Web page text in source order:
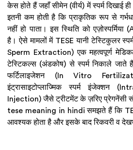
केस होते हैं जहाँ सीमेन (वीर्य) में स्पर्म दिखाई
इतनी कम होती है कि प्राकृतिक रूप से
नहीं हो पाता। इस स्थिति को
है। ऐसे मामलों में TESE यानी टेस्टिकुलर
Sperm Extraction) एक महत्वपूर्ण
टेस्टिकल्स (अंडकोष) से स्पर्म निकाले जाते हैं
फर्टिलाइजेशन (In Vitro
इंट्रासाइटोप्लाज्मिक स्पर्म इंजेक्शन
Injection) जैसे ट्रीटमेंट के ज़रिए प्रेगनेंसी
tese meaning in hindi समझते हैं कि
आवश्यक होता है और इसके बाद रिकवरी व